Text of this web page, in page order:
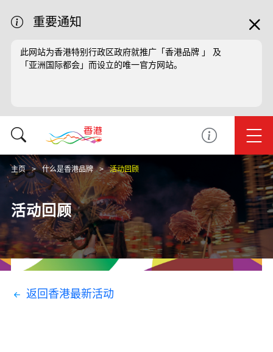
重要通知
此网站为香港特别行政区政府就推广「香港品牌 」 及
「亚洲国际都会」而设立的唯一官方网站。
主页 什么是香港品牌 活动回顾
活动回顾
返回香港最新活动